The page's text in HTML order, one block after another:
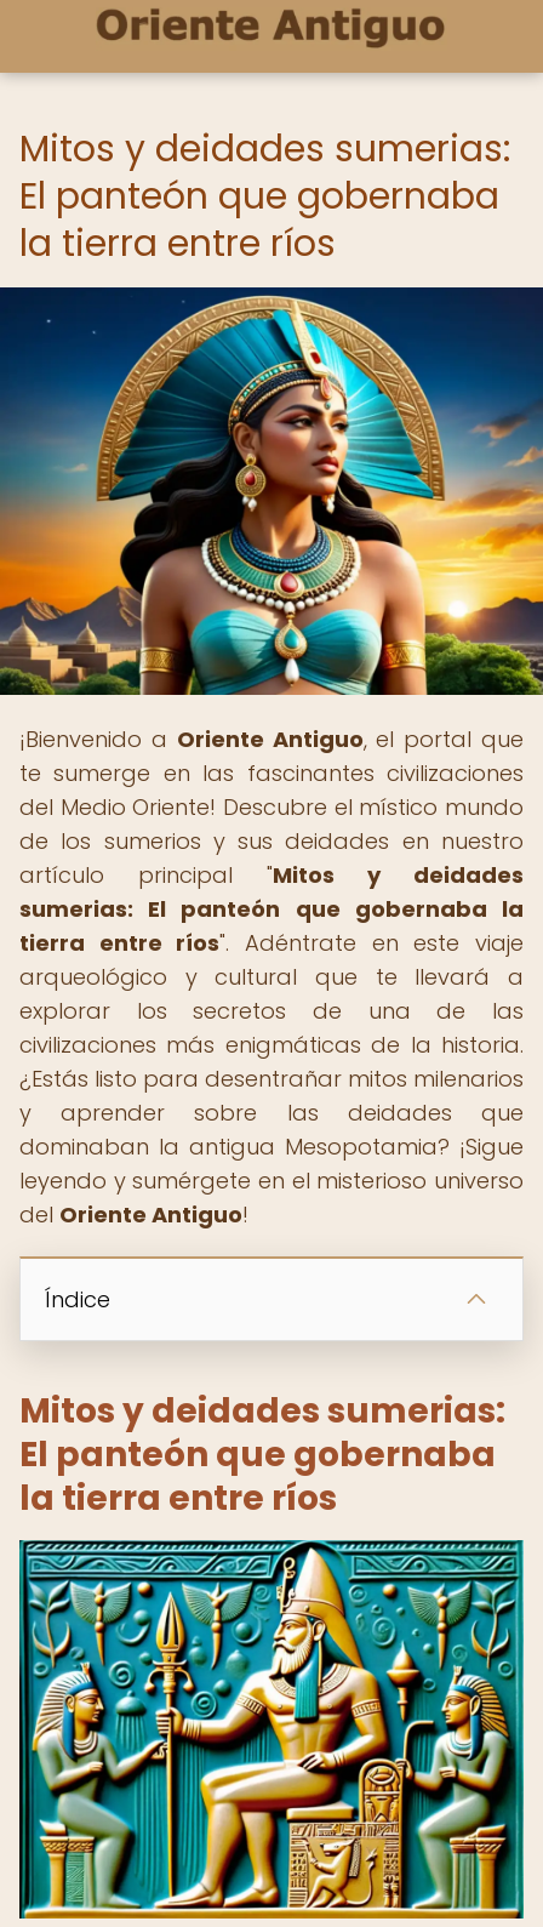
Mitos y deidades sumerias:
El panteón que gobernaba
la tierra entre ríos
¡Bienvenido a Oriente Antiguo, el portal que
te sumerge en las fascinantes civilizaciones
del Medio Oriente! Descubre el místico mundo
de los sumerios y sus deidades en nuestro
artículo principal "Mitos y deidades
sumerias: El panteón que gobernaba la
tierra entre ríos". Adéntrate en este viaje
arqueológico y cultural que te llevará a
explorar los secretos de una de las
civilizaciones más enigmáticas de la historia.
¿Estás listo para desentrañar mitos milenarios
y aprender sobre las deidades que
dominaban la antigua Mesopotamia? ¡Sigue
leyendo y sumérgete en el misterioso universo
del Oriente Antiguo!
Índice
Mitos y deidades sumerias:
El panteón que gobernaba
la tierra entre ríos